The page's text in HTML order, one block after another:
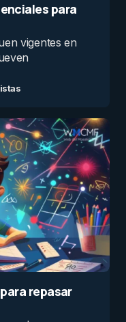
para
vigentes en
repasar